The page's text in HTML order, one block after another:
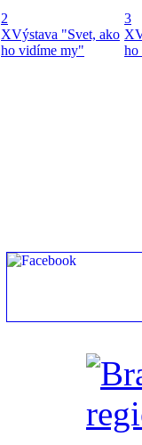
2
XVýstava "Svet, ako
ho vidíme my"
3
X
ho